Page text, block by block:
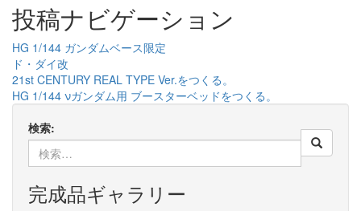
投稿ナビゲーション
HG 1/144 ガンダムベース限定
ド・ダイ改
21st CENTURY REAL TYPE Ver.をつくる。
HG 1/144 νガンダム用 ブースターベッドをつくる。
検索:
完成品ギャラリー